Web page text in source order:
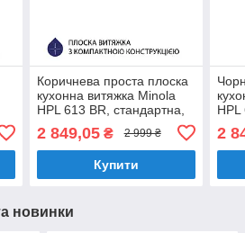
Коричнева проста плоска
кухонна витяжка Minola
HPL 613 BR, стандартна,
шириною 60 см
2 849,05₴ 2 999 ₴
Купити
HPL
2
новинки